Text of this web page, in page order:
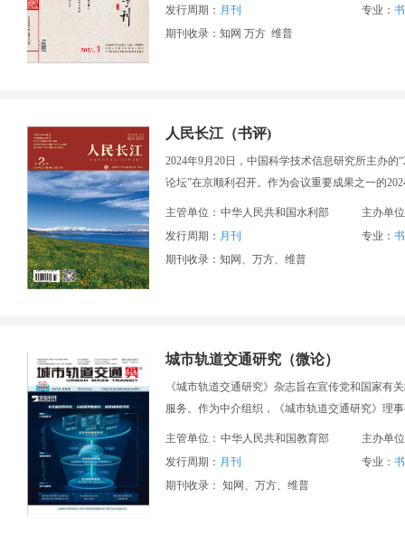
发行周期： 月刊 专业：
期刊收录：知网 万方 维普
人民长江（书评)
2024年9月20日，中国科学技术信息研究所主办
论坛”在京顺利召开。作为会议重要成果之一的
技核心期刊。
主管单位： 中华人民共和国水利部
主办单
发行周期： 月刊 专业：
期刊收录：知网、万方、维普
城市轨道交通研究（微论）
《城市轨道交通研究》杂志旨在宣传党和国家有
服务。作为中介组织，《城市轨道交通研究》理
主管单位： 中华人民共和国教育部
主办单
发行周期： 月刊 专业：
期刊收录： 知网、万方、维普